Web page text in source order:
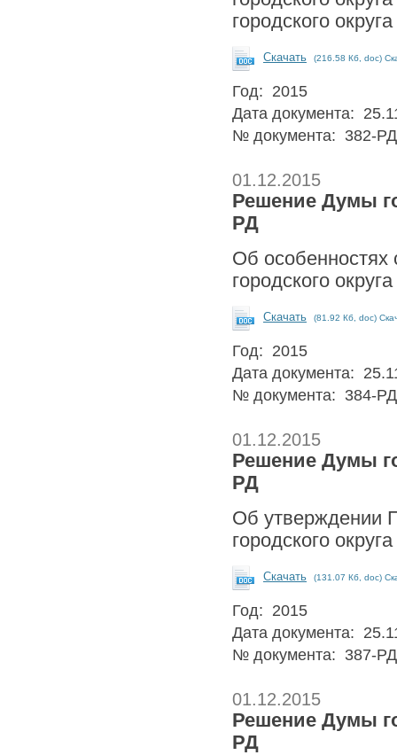
городского
Скачать (216.58 Кб, doc)
Год: 2015
Дата документа:
№ документа: 382-РД
01.12.2015
Решение Думы
РД
Об особенностях
городского
Скачать (81.92 Кб, doc)
Год: 2015
Дата документа:
№ документа: 384-РД
01.12.2015
Решение Думы
РД
Об утверждении
городского
Скачать (131.07 Кб, doc)
Год: 2015
Дата документа:
№ документа: 387-РД
01.12.2015
Решение Думы
РД